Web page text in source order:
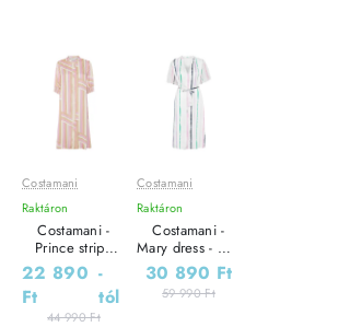
Leárazás
Costamani
Raktáron
Costamani -
Prince stripe
dress - Női ruha
22 890
Ft
-
tól
44 990 Ft
Leárazás
Outlet Ár
Costamani
Raktáron
Costamani -
Mary dress - Női
ruha
30 890 Ft
59 990 Ft